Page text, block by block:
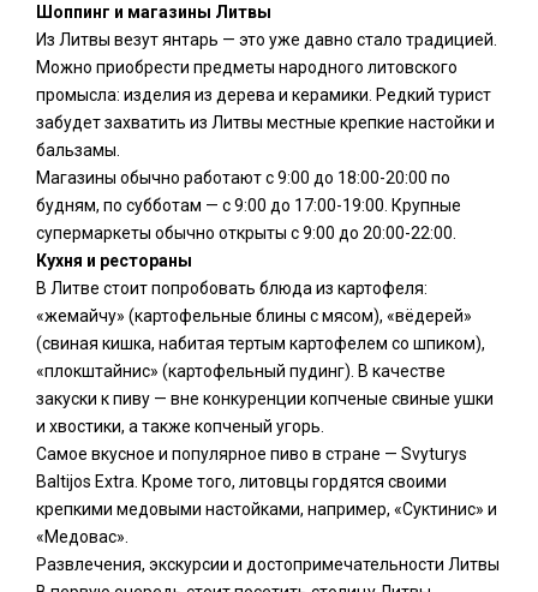
Шоппинг и магазины Литвы
Из Литвы везут янтарь — это уже давно стало традицией.
Можно приобрести предметы народного литовского
промысла: изделия из дерева и керамики. Редкий турист
забудет захватить из Литвы местные крепкие настойки и
бальзамы.
Магазины обычно работают с 9:00 до 18:00-20:00 по
будням, по субботам — с 9:00 до 17:00-19:00. Крупные
супермаркеты обычно открыты с 9:00 до 20:00-22:00.
Кухня и рестораны
В Литве стоит попробовать блюда из картофеля:
«жемайчу» (картофельные блины с мясом), «вёдерей»
(свиная кишка, набитая тертым картофелем со шпиком),
«плокштайнис» (картофельный пудинг). В качестве
закуски к пиву — вне конкуренции копченые свиные ушки
и хвостики, а также копченый угорь.
Самое вкусное и популярное пиво в стране — Svyturys
Baltijos Extra. Кроме того, литовцы гордятся своими
крепкими медовыми настойками, например, «Суктинис» и
«Медовас».
Развлечения, экскурсии и достопримечательности Литвы